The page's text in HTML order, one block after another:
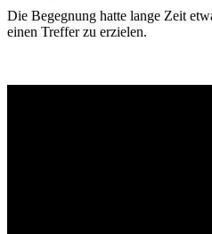
Die Begegnung hatte lange Zeit
einen Treffer zu erzielen.